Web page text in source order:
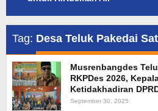
Tag: Desa Teluk Pakedai
Musrenbangdes
RKPDes 2026,
Ketidakhadiran
September 30, 2025